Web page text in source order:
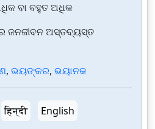
ବା ବହୁତ ଅଧିକ
ଜନଜୀବନ ଅସ୍ତବ୍ୟସ୍ତ
, ଭୟଙ୍କର, ଭୟାନକ
हिन्दी English